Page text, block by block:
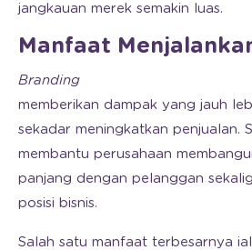
jangkauan merek semakin luas.
Manfaat
Branding
memberikan dampak yang jauh
sekadar meningkatkan penjualan.
membantu perusahaan
panjang dengan pelanggan
posisi bisnis.
Salah satu manfaat terbesarnya